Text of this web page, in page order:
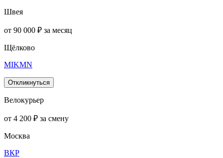
Швея
от 90 000 ₽ за месяц
Щёлково
MIKMN
Откликнуться
Велокурьер
от 4 200 ₽ за смену
Москва
ВКР